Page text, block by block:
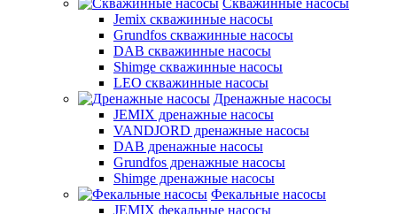
Скважинные насосы
Jemix cкважинные насосы
Grundfos скважинные насосы
DAB скважинные насосы
Shimge скважинные насосы
LEO скважинные насосы
Дренажные насосы
JEMIX дренажные насосы
VANDJORD дренажные насосы
DAB дренажные насосы
Grundfos дренажные насосы
Shimge дренажные насосы
Фекальные насосы
JEMIX фекальные насосы